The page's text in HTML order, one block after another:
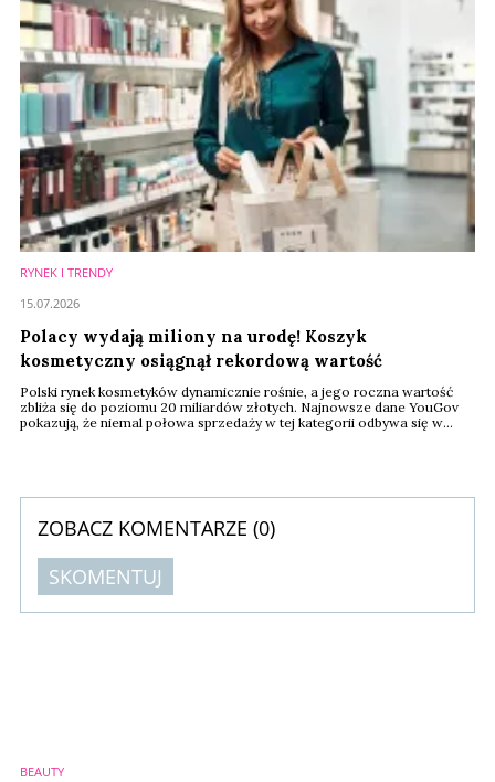
RYNEK I TRENDY
Polacy wydają miliony na urodę! Koszyk
kosmetyczny osiągnął rekordową wartość
Polski rynek kosmetyków dynamicznie rośnie, a jego roczna wartość
zbliża się do poziomu 20 miliardów złotych. Najnowsze dane YouGov
pokazują, że niemal połowa sprzedaży w tej kategorii odbywa się w
15.07.2026
ZOBACZ KOMENTARZE (0)
SKOMENTUJ
BEAUTY